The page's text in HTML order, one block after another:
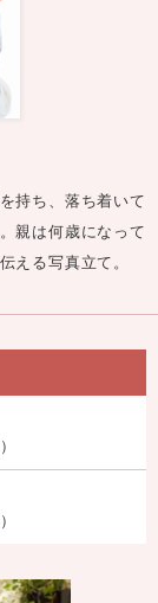
持ち、落ち着いて
親は何歳になって
える写真立て。